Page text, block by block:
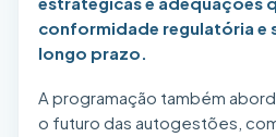
conformidade regulatória e
longo prazo.
A programação também
o futuro das autogestões,